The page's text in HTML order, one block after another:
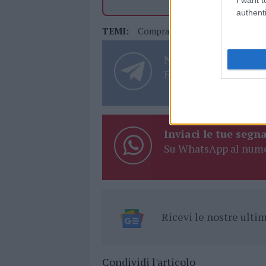
TEMI: Comprare Farmaci
Notizie in tempo
Entra nel canale
Inviaci le tue
Su WhatsApp al
Ricevi le nostre
Condividi l'articolo